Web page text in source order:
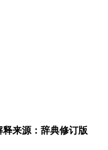
来源：辞典修订版